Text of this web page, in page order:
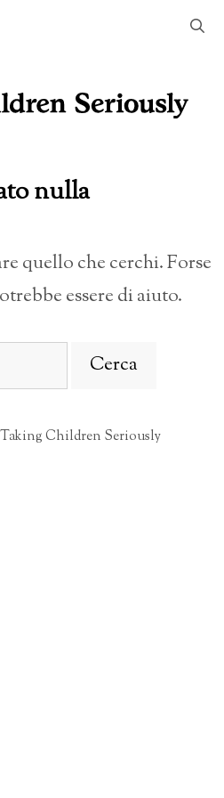
nulla
quello che cerchi. Forse
essere di aiuto.
Children Seriously